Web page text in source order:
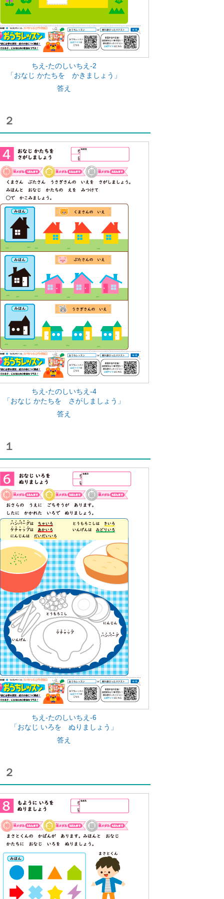
ちえ-たのしいちえ-2
「おなじ かたちを かきましょう」
答え
ちえ-たのしいちえ-4
「おなじ かたちを さがしましょう」
答え
ちえ-たのしいちえ-6
「おなじ いろを ぬりましょう」
答え